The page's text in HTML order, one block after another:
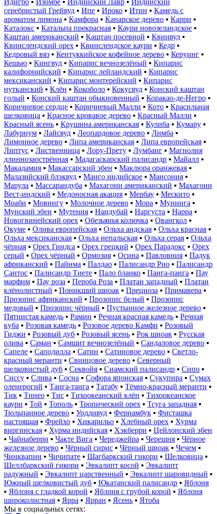
Идигбо ▪ Изомбе ▪ Индийский Лавр ▪ Индийский
серебристый Грейвуд ▪ Ипе ▪ Ироко ▪ Итин ▪ Камедь с
ароматом лимона ▪ Камфора ▪ Канарское дерево ▪ Карри ▪
Каталокс ▪ Катальпа прекрасная ▪ Каури новозеландское ▪
Каштан американский ▪ Каштан посевной ▪ Квинвуд ▪
Квинслендский орех ▪ Квинслендское каури ▪ Кедр ▪
Кедровый вяз ▪ Кентуккийское кофейное дерево ▪ Керуинг ▪
Кешью ▪ Кингвуд ▪ Кипарис вечнозелёный ▪ Кипарис
калифорнийский ▪ Кипарис лейландский ▪ Кипарис
мексиканский ▪ Кипарис монтерейский ▪ Кипарис
нутканский ▪ Клён ▪ Кокоболо ▪ Кокусвуд ▪ Конский каштан
голый ▪ Конский каштан обыкновенный ▪ Коракао-де-Негро ▪
Коричневое сердце ▪ Коричневый Малли ▪ Кото ▪ Красильная
шелковица ▪ Красное кровавое дерево ▪ Красный Малли ▪
Красный ясень ▪ Крушина американская ▪ Кулиба ▪ Кумару ▪
Лабурнум ▪ Лайсвуд ▪ Леопардовое дерево ▪ Лимба ▪
Лимонное дерево ▪ Липа американская ▪ Липа европейская ▪
Липтус ▪ Лиственница ▪ Лору-Прету ▪ Лумбанг ▪ Магнолия
длиннозаострённая ▪ Мадагаскарский палисандр ▪ Майалл ▪
Макадамия ▪ Макассарский эбен ▪ Маклюра оранжевая ▪
Малазийский блэквуд ▪ Манго индийское ▪ Мансония ▪
Марула ▪ Массарандуба ▪ Махагони американский ▪ Махагони
Вест-индский ▪ Медоносная акация ▪ Мербау ▪ Мескито ▪
Моаби ▪ Мовингу ▪ Молочное дерево ▪ Мора ▪ Мунинга ▪
Мунский эбен ▪ Мутения ▪ Нандубай ▪ Наргуста ▪ Нарра ▪
Новогвинейский орех ▪ Обезьянья колючка ▪ Овангкол ▪
Окуме ▪ Олива европейская ▪ Ольха андская ▪ Ольха красная ▪
Ольха мексиканская ▪ Ольха непальская ▪ Ольха серая ▪ Ольха
чёрная ▪ Орех Гиндса ▪ Орех грецкий ▪ Орех Парадокс ▪ Орех
серый ▪ Орех чёрный ▪ Ормозия ▪ Осина ▪ Павловния ▪ Падук
африканский ▪ Пайнма ▪ Палдао ▪ Палисандр Рио ▪ Палисандр
Сантос ▪ Палисандр Тиете ▪ Пало бланко ▪ Панга-панга ▪ Пау
марфим ▪ Пау роза ▪ Пероба Роза ▪ Платан западный ▪ Платан
клёнолистный ▪ Поникший шиоак ▪ Прециоза ▪ Примавера ▪
Прозопис африканский ▪ Прозопис белый ▪ Прозопис
медовый ▪ Прозопис чёрный ▪ Пустынное железное дерево ▪
Пятнистая камедь ▪ Рамин ▪ Речная красная камедь ▪ Речная
куба ▪ Розовая камедь ▪ Розовое дерево Камфи ▪ Розовый
Гиджи ▪ Розовый дуб ▪ Розовый ясень ▪ Рок шиоак ▪ Русская
олива ▪ Саман ▪ Самшит вечнозелёный ▪ Сандаловое дерево ▪
Сапеле ▪ Саподилла ▪ Сатин ▪ Сатиновое дерево ▪ Светло-
красный меранти ▪ Свинцовое дерево ▪ Северный
шелковистый дуб ▪ Секвойя ▪ Сиамский палисандр ▪ Сипо ▪
Сиссу ▪ Слива ▪ Сосна ▪ Софора японская ▪ Сукупира ▪ Сумах
оленерогий ▪ Танга-танга ▪ Татабу ▪ Тёмно-красный меранти ▪
Тик ▪ Тинео ▪ Тис ▪ Тихоокеанский клён ▪ Тихоокеанское
каури ▪ Той ▪ Тополь ▪ Тропический орех ▪ Тсуга западная ▪
Тюльпанное дерево ▪ Уоддивуд ▪ Фернамбук ▪ Фисташка
настоящая ▪ Фрейхо ▪ Хикарильо ▪ Хлебный орех ▪ Хурма
виргинская ▪ Хурма индийская ▪ Хэкберри ▪ Цейлонский эбен
▪ Чайнаберри ▪ Чакте Вига ▪ Череджейра ▪ Черешня ▪ Чёрное
железное дерево ▪ Чёрный сирис ▪ Чёрный шиоак ▪ Чечем ▪
Чинквапин ▪ Чичипате ▪ Шагбаркский гикори ▪ Шелковица ▪
Шеллбаркский гикори ▪ Эвкалипт косой ▪ Эвкалипт
радужный ▪ Эвкалипт царственный ▪ Эвкалипт шаровидный ▪
Южный шелковистый дуб ▪ Юкатанский палисандр ▪ Яблоня
▪ Яблоня с гладкой корой ▪ Яблоня с грубой корой ▪ Яблоня
широколистная ▪ Ярра ▪ Ярран ▪ Ясень ▪ Ятоба
Мы в социальных сетях: